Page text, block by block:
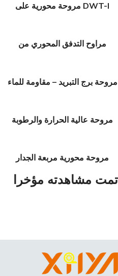
DWT-I مروحة محورية على
مراوح التدفق المحوري من
مروحة برج التبريد – مقاومة للماء
مروحة عالية الحرارة والرطوبة
مروحة محورية مربعة الجدار
تمت مشاهدته مؤخرا